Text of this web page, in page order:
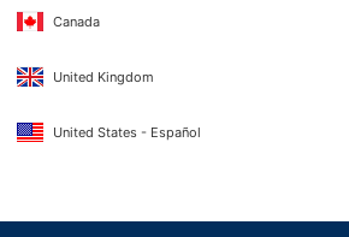
Canada
United Kingdom
United States - Español